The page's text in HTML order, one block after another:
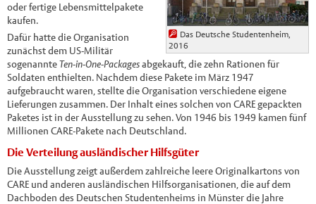
Das Deutsche Studentenheim,
2016
oder fertige Lebensmittelpakete
kaufen.
Dafür hatte die Organisation
zunächst dem US-Militär
sogenannteTen-in-One-Packagesabgekauft, die zehn Rationen für
Soldaten enthielten. Nachdem diese Pakete im März 1947
aufgebraucht waren, stellte die Organisation verschiedene eigene
Lieferungen zusammen. Der Inhalt eines solchen von CARE gepackten
Paketes ist in der Ausstellung zu sehen. Von 1946 bis 1949 kamen fünf
Millionen CARE-Pakete nach Deutschland.
Die Verteilung ausländischer Hilfsgüter
Die Ausstellung zeigt außerdem zahlreiche leere Originalkartons von
CARE und anderen ausländischen Hilfsorganisationen, die auf dem
Dachboden des Deutschen Studentenheims in Münster die Jahre